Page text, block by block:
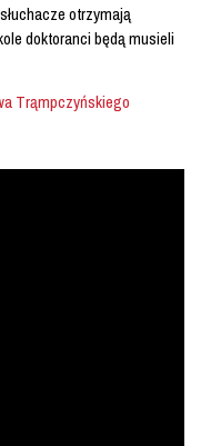
otrzymają
doktoranci będą musieli
Trąmpczyńskiego